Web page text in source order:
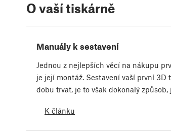
O vaší tiskárně
Manuály k sestavení
Jednou z nejlepších věcí na nákupu
je její montáž. Sestavení vaší první 3D
dobu trvat, je to však dokonalý
K článku